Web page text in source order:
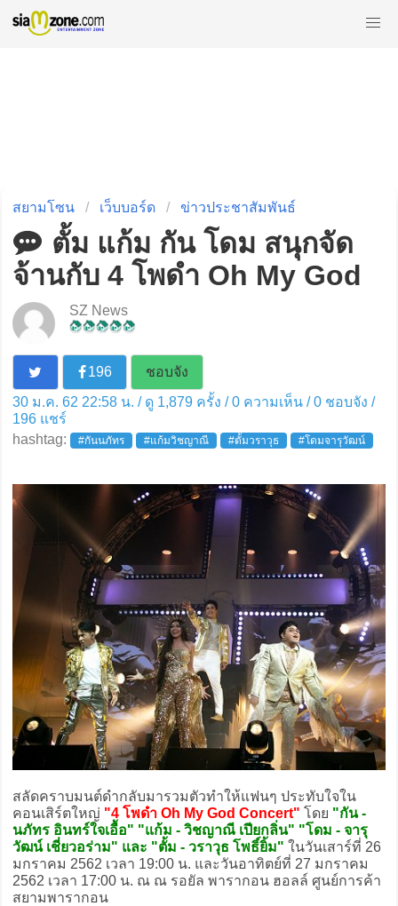
สยามโซน เว็บบอร์ด ข่าวประชาสัมพันธ์
ตั้ม แก้ม กัน โดม สนุกจัด
จ้านกับ 4 โพดำ Oh My God
SZ News
196
ชอบจัง
30 ม.ค. 62 22:58 น. / ดู 1,879 ครั้ง / 0 ความเห็น /0ชอบจัง /
196แชร์
hashtag:
#กันนภัทร #แก้มวิชญาณี #ตั้มวราวุธ #โดมจารุวัฒน์
สลัดคราบมนต์ดำกลับมารวมตัวทำให้แฟนๆ ประทับใจใน
คอนเสิร์ตใหญ่ "4 โพดำ Oh My God Concert" โดย "กัน -
นภัทร อินทร์ใจเอื้อ" "แก้ม - วิชญาณี เปียกลิ่น" "โดม - จารุ
วัฒน์ เชี่ยวอร่าม" และ "ตั้ม - วราวุธ โพธิ์ยิ้ม" ในวันเสาร์ที่ 26
มกราคม 2562 เวลา 19:00 น. และวันอาทิตย์ที่ 27 มกราคม
2562 เวลา 17:00 น. ณ ณ รอยัล พารากอน ฮอลล์ ศูนย์การค้า
สยามพารากอน